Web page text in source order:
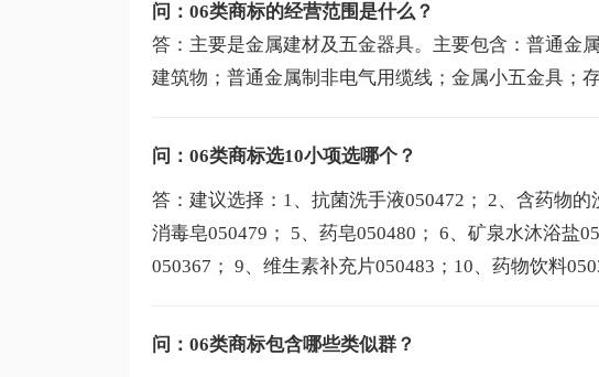
问：06类商标的经营范围是什么？
答：主要是金属建材及五金器具。主要包含：普通金
建筑物；普通金属制非电气用缆线；金属小五金具；
问：06类商标选10小项选哪个？
答：建议选择：1、抗菌洗手液050472； 2、含药物
消毒皂050479； 5、药皂050480； 6、矿泉水沐浴盐
050367； 9、维生素补充片050483；10、药物饮料
问：06类商标包含哪些类似群？